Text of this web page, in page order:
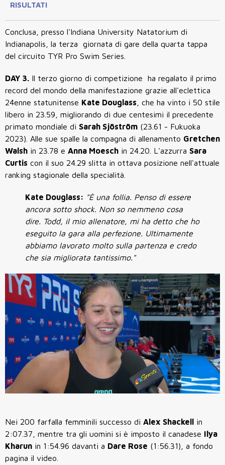
RISULTATI
Conclusa, presso l'Indiana University Natatorium di
Indianapolis, la terza giornata di gare della quarta tappa
del circuito TYR Pro Swim Series.
DAY 3. Il terzo giorno di competizione ha regalato il primo
record del mondo della manifestazione grazie all'eclettica
24enne statunitense Kate Douglass , che ha vinto i 50 stile
libero in 23.59, migliorando di due centesimi il precedente
primato mondiale di Sarah Sjöström (23.61 - Fukuoka
2023). Alle sue spalle la compagna di allenamento Gretchen
Walsh in 23.78 e Anna Moesch in 24.20. L'azzurra Sara
Curtis con il suo 24.29 slitta in ottava posizione nell'attuale
ranking stagionale della specialità.
Kate Douglass: "È una follia. Penso di essere
ancora sotto shock. Non so nemmeno cosa
dire. Todd, il mio allenatore, mi ha detto che ho
eseguito la gara alla perfezione. Ultimamente
abbiamo lavorato molto sulla partenza e credo
che sia migliorata tantissimo."
Nei 200 farfalla femminili successo di Alex Shackell in
2:07.37, mentre tra gli uomini si è imposto il canadese Ilya
Kharun in 1:54.96 davanti a Dare Rose (1:56.31), a fondo
pagina il video.